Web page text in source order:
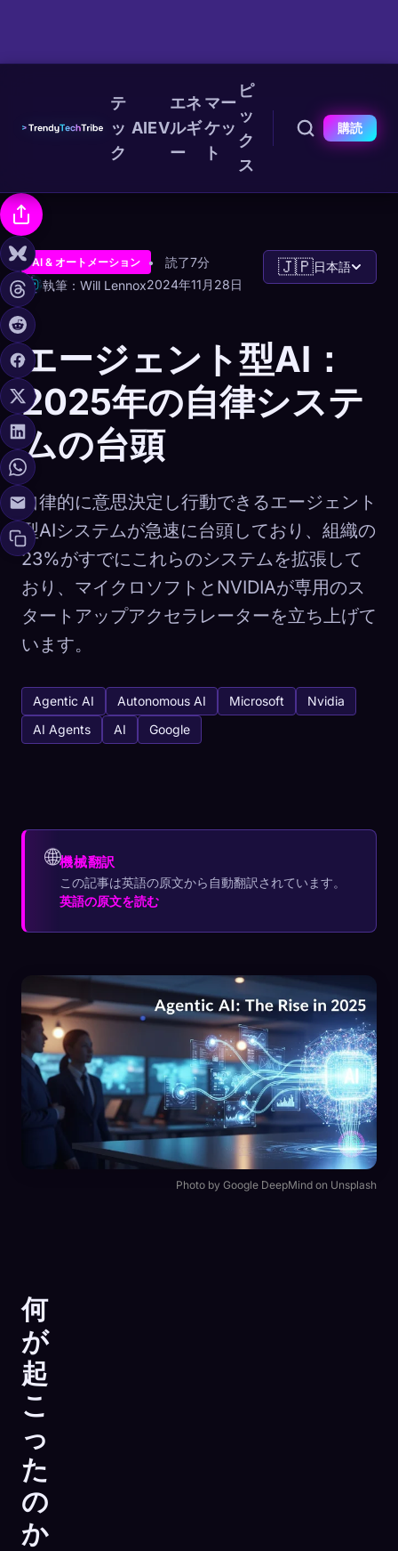
テ
ッ
ク
AIEV
エネ
ルギ
ー
マー
ケッ
ト
ピ
ッ
ク
ス
購読
AI & オートメーション
読了7分
執筆：Will Lennox2024年11月28日
🇯🇵日本語
エージェント型AI：
2025年の自律システ
ムの台頭
自律的に意思決定し行動できるエージェント
型AIシステムが急速に台頭しており、組織の
23%がすでにこれらのシステムを拡張して
おり、マイクロソフトとNVIDIAが専用のス
タートアップアクセラレーターを立ち上げて
います。
Agentic AI Autonomous AI Microsoft
Nvidia
AI Agents
AI Google
🌐機械翻訳
この記事は英語の原文から自動翻訳されています。
英語の原文を読む
Photo by Google DeepMind on Unsplash
何
が
起
こ
っ
た
の
か